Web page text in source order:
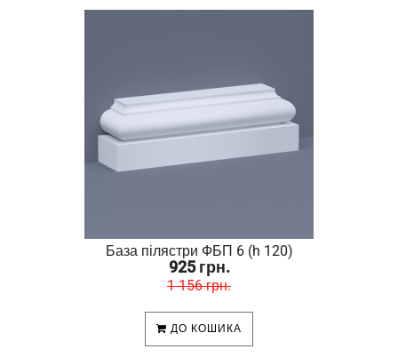
База пілястри ФБП 6 (h 120)
925 грн.
1 156 грн.
ДО КОШИКА